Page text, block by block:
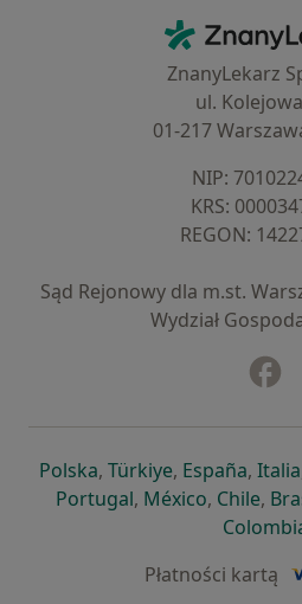
ZnanyLekarz
ul.
01-217
NIP:
KRS:
REGON:
Sąd Rejonowy dla m.st.
Wydział
Polskaotwiera się w nowej
, Türkiyeotwiera się w
, España, Italia
Portugalotwiera się w
, Méxicootwiera
, Chile,
Płatności kartą